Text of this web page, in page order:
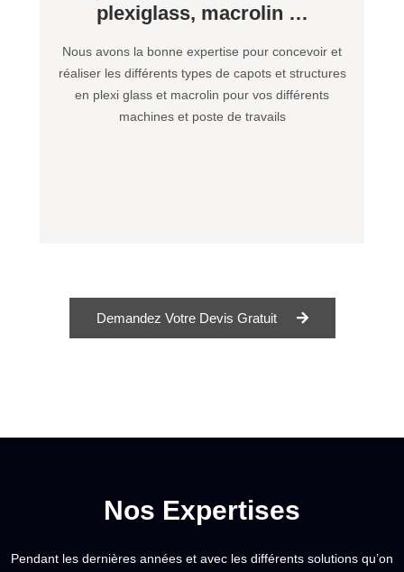
plexiglass, macrolin …
Nous avons la bonne expertise pour concevoir et
réaliser les différents types de capots et structures
en plexi glass et macrolin pour vos différents
machines et poste de travails
Demandez Votre Devis Gratuit
Nos Expertises
Pendant les dernières années et avec les différents solutions qu’on